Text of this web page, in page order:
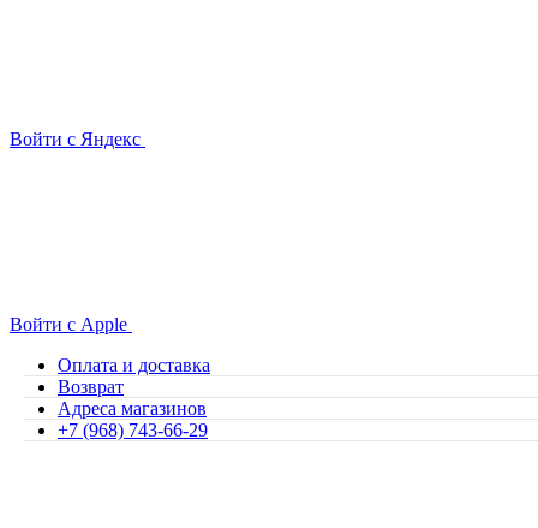
Войти с Яндекс
Войти с Apple
Оплата и доставка
Возврат
Адреса магазинов
+7 (968) 743-66-29